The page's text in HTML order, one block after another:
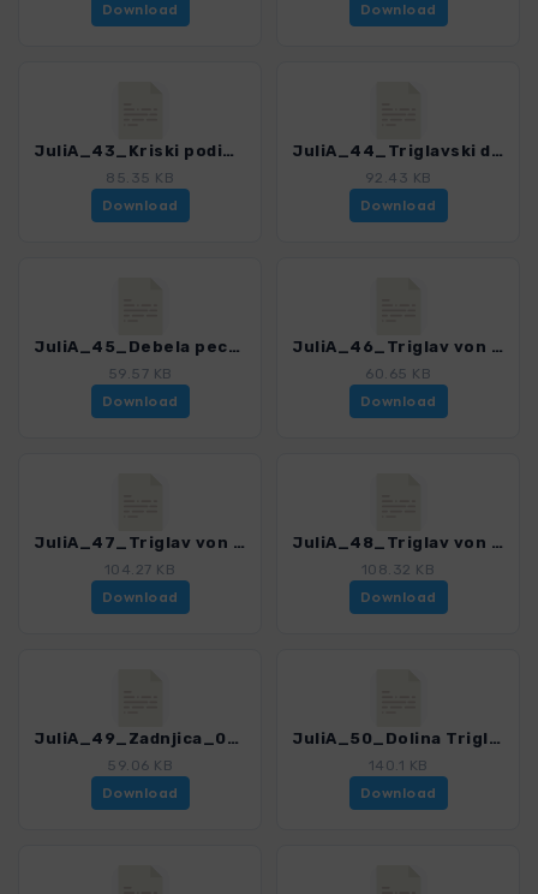
Download
Download
JuliA_43_Kriski podi_0366_2.gpx
85.35 KB
Download
JuliA_44_Triglavski dom na Kredarici_0366_2.gpx
92.43 KB
Download
JuliA_45_Debela pec_0366_2.gpx
59.57 KB
Download
JuliA_46_Triglav von Norden_0366_2.gpx
60.65 KB
Download
JuliA_47_Triglav von Osten_0366_2.gpx
104.27 KB
Download
JuliA_48_Triglav von Westen_0366_2.gpx
108.32 KB
Download
JuliA_49_Zadnjica_0366_2.gpx
59.06 KB
Download
JuliA_50_Dolina Triglavskih jezer_0366_2.gpx
140.1 KB
Download